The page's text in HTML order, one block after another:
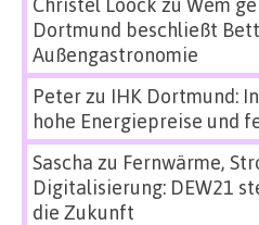
Dortmund beschließt
Außengastronomie
Peterzu IHK Dortmund:
hohe Energiepreise und
Sascha zu Fernwärme,
Digitalisierung: DEW21
die Zukunft